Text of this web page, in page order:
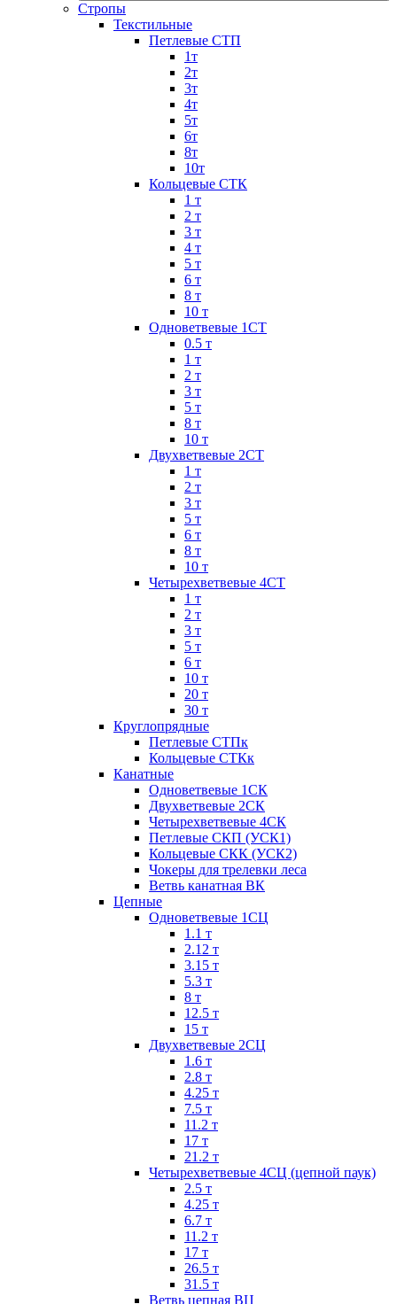
Стропы
Текстильные
Петлевые СТП
1т
2т
3т
4т
5т
6т
8т
10т
Кольцевые СТК
1 т
2 т
3 т
4 т
5 т
6 т
8 т
10 т
Одноветвевые 1СТ
0.5 т
1 т
2 т
3 т
5 т
8 т
10 т
Двухветвевые 2СТ
1 т
2 т
3 т
5 т
6 т
8 т
10 т
Четырехветвевые 4СТ
1 т
2 т
3 т
5 т
6 т
10 т
20 т
30 т
Круглопрядные
Петлевые СТПк
Кольцевые СТКк
Канатные
Одноветвевые 1СК
Двухветвевые 2СК
Четырехветвевые 4СК
Петлевые СКП (УСК1)
Кольцевые СКК (УСК2)
Чокеры для трелевки леса
Ветвь канатная ВК
Цепные
Одноветвевые 1СЦ
1.1 т
2.12 т
3.15 т
5.3 т
8 т
12.5 т
15 т
Двухветвевые 2СЦ
1.6 т
2.8 т
4.25 т
7.5 т
11.2 т
17 т
21.2 т
Четырехветвевые 4СЦ (цепной паук)
2.5 т
4.25 т
6.7 т
11.2 т
17 т
26.5 т
31.5 т
Ветвь цепная ВЦ